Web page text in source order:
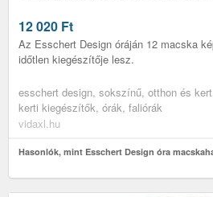
12 020 Ft
Az Esschert Design óráján 12 macska
időtlen kiegészítője lesz.
esschert design, sokszínű, otthon és
kerti kiegészítők, órák, faliórák
vidaxl.hu
Hasonlók, mint Esschert Design óra